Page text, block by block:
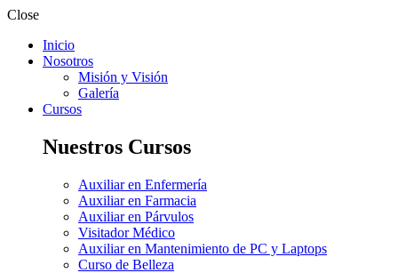
Close
Inicio
Nosotros
Misión y Visión
Galería
Cursos
Nuestros Cursos
Auxiliar en Enfermería
Auxiliar en Farmacia
Auxiliar en Párvulos
Visitador Médico
Auxiliar en Mantenimiento de PC y Laptops
Curso de Belleza